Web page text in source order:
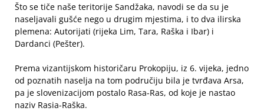
Što se tiče naše teritorije Sandžaka, navodi se da su je
naseljavali gušće nego u drugim mjestima, i to dva ilirska
plemena: Autorijati (rijeka Lim, Tara, Raška i Ibar) i
Dardanci (Pešter).
Prema vizantijskom historičaru Prokopiju, iz 6. vijeka, jedno
od poznatih naselja na tom područiju bila je tvrđava Arsa,
pa je slovenizacijom postalo Rasa-Ras, od koje je nastao
naziv Rasia-Raška.